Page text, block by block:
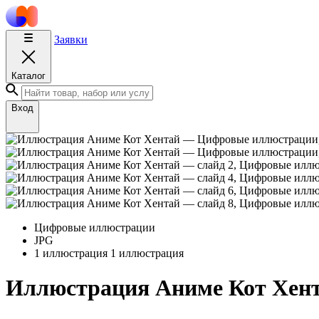
Каталог
Заявки
Вход
Цифровые иллюстрации
JPG
1 иллюстрация 1 иллюстрация
Иллюстрация Аниме Кот